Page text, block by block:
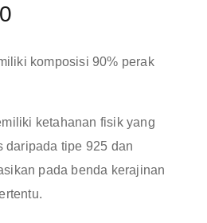
komposisi 90% perak
ketahanan fisik yang
daripada tipe 925 dan
pada benda kerajinan
.